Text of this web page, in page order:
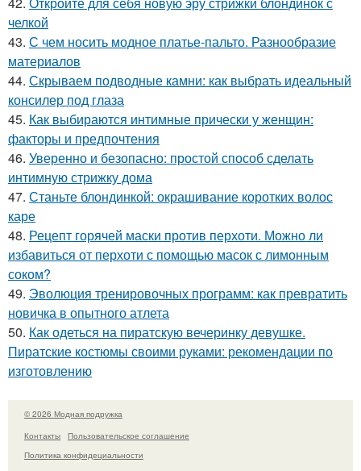
челкой
43. С чем носить модное платье-пальто. Разнообразие
материалов
44. Скрываем подводные камни: как выбрать идеальный
консилер под глаза
45. Как выбираются интимные прически у женщин:
факторы и предпочтения
46. Уверенно и безопасно: простой способ сделать
интимную стрижку дома
47. Станьте блондинкой: окрашивание коротких волос
каре
48. Рецепт горячей маски против перхоти. Можно ли
избавиться от перхоти с помощью масок с лимонным
соком?
49. Эволюция тренировочных программ: как превратить
новичка в опытного атлета
50. Как одеться на пиратскую вечеринку девушке.
Пиратские костюмы своими руками: рекомендации по
изготовлению
© 2026 Модная подружка
Контакты
Пользовательское соглашение
Политика конфидециальности